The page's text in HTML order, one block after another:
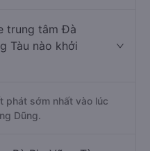
trung tâm Đà
Tàu nào khởi
phát sớm nhất vào lúc
Dũng.